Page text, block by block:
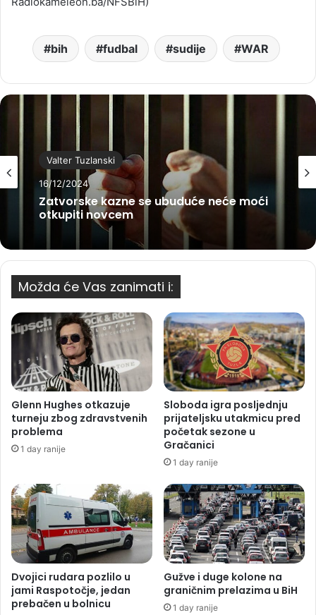
bih fudbal sudije WAR
Valter Tuzlanski
16/12/2024
Zatvorske kazne se ubuduće neće moći
otkupiti novcem
Možda će Vas zanimati i:
Glenn Hughes otkazuje
turneju zbog zdravstvenih
problema
1 day ranije
Sloboda igra posljednju
prijateljsku utakmicu pred
početak sezone u
Gračanici
1 day ranije
Dvojici rudara pozlilo u
jami Raspotočje, jedan
prebačen u bolnicu
Gužve i duge kolone na
graničnim prelazima u BiH
1 day ranije